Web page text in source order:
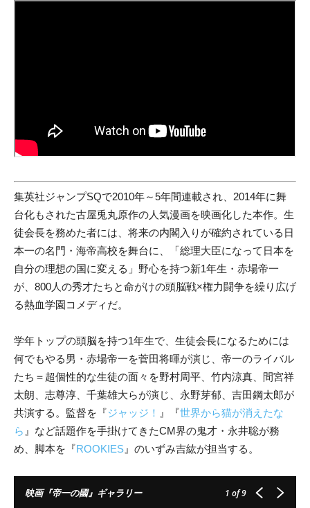
集英社ジャンプSQで2010年～5年間連載され、2014年に舞
台化もされた古屋兎丸原作の人気漫画を映画化した本作。生
徒会長を務めた者には、将来の内閣入りが確約されている日
本一の名門・海帝高校を舞台に、「総理大臣になって日本を
自分の理想の国に変える」野心を持つ新1年生・赤場帝一
が、800人の秀才たちと命がけの頭脳戦×権力闘争を繰り広げ
る熱血学園コメディだ。
学年トップの頭脳を持つ1年生で、生徒会長になるためには
何でもやる男・赤場帝一を菅田将暉が演じ、帝一のライバル
たち＝超個性的な生徒の面々を野村周平、竹内涼真、間宮祥
太朗、志尊淳、千葉雄大らが演じ、永野芽郁、吉田鋼太郎が
共演する。監督を『ジャッジ！ 』『世界から猫が消えたな
ら 』など話題作を手掛けてきたCM界の鬼才・永井聡が務
め、脚本を『ROOKIES 』のいずみ吉紘が担当する。
映画『帝一の國』ギャラリー 1 of 9